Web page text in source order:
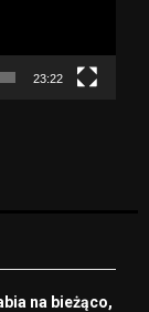
23:22
na bieżąco,